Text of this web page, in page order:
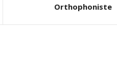
Orthophoniste